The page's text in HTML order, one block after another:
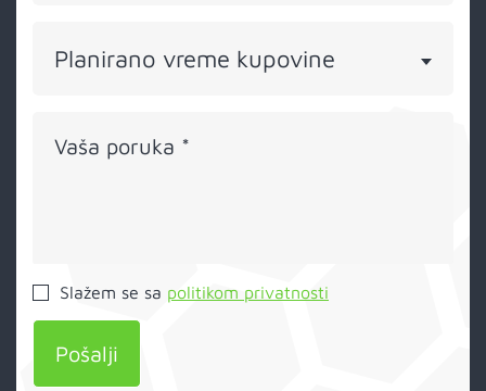
Planirano vreme kupovine
Vaša poruka *
Slažem se sa politikom privatnosti
Pošalji